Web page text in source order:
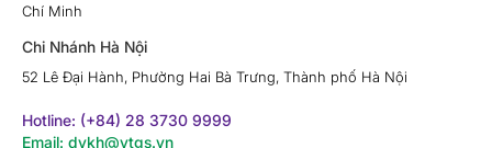
Chí Minh
Chi Nhánh Hà Nội
52 Lê Đại Hành, Phường Hai Bà Trưng, Thành phố Hà Nội
Hotline: (+84) 28 3730 9999
Email: dvkh@vtgs.vn